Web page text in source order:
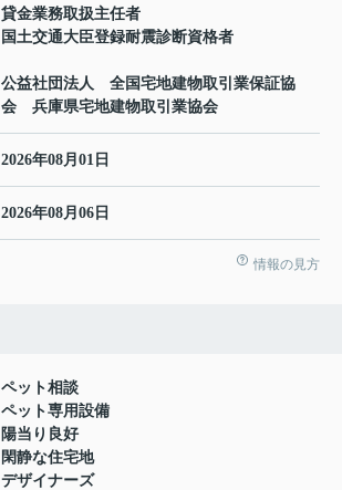
貸金業務取扱主任者
国土交通大臣登録耐震診断資格者
公益社団法人 全国宅地建物取引業保証協
会 兵庫県宅地建物取引業協会
2026年08月01日
2026年08月06日
情報の見方
ペット相談
ペット専用設備
陽当り良好
閑静な住宅地
デザイナーズ